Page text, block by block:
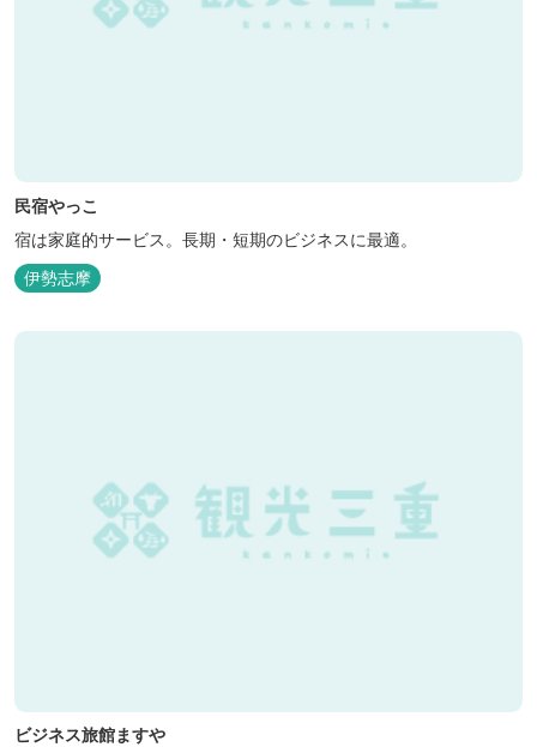
民宿やっこ
宿は家庭的サービス。長期・短期のビジネスに最適。
伊勢志摩
ビジネス旅館ますや